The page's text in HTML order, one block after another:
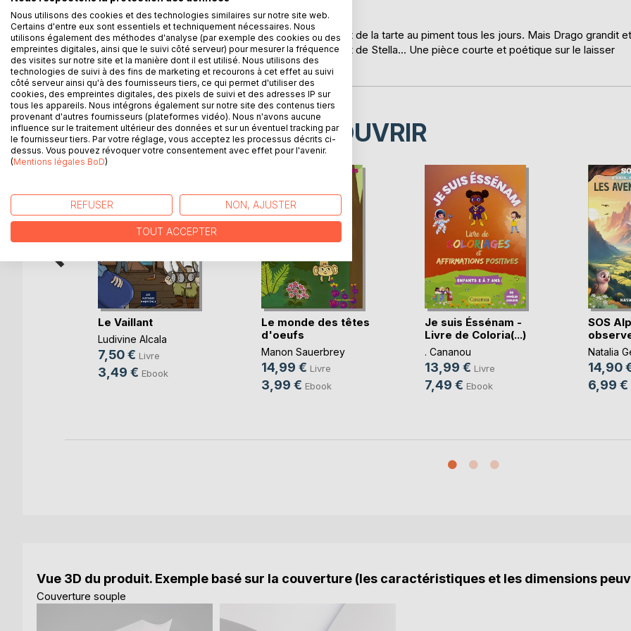
La tarte au piment
Drago est un jeune dragon apprivoisé par Stella qui lui sert de la tarte au piment tous les jours. Mais Drago grandit et
souhaite découvrir d'autres choses, sous le regard inquiet de Stella... Une pièce courte et poétique sur le laisser
grandir.
D’AUTRES TITRES À DÉCOUVRIR
Le Vaillant
Ludivine Alcala
7,50 € Livre
3,49 € Ebook
Le monde des têtes
d'oeufs
Manon Sauerbrey
14,99 € Livre
3,99 € Ebook
Je suis Éssénam -
Livre de Coloria(...)
. Cananou
13,99 € Livre
7,49 € Ebook
SOS
Natalia
14,90
6,99 €
Vue 3D du produit. Exemple basé sur la couverture (les caractéristiques et les dimensions
Couverture souple
Nous utilisons des cookies et des technologies similaires sur notre site web.
Certains d'entre eux sont essentiels et techniquement nécessaires. Nous
utilisons également des méthodes d'analyse (par exemple des cookies ou des
empreintes digitales, ainsi que le suivi côté serveur) pour mesurer la fréquence
des visites sur notre site et la manière dont il est utilisé. Nous utilisons des
technologies de suivi à des fins de marketing et recourons à cet effet au suivi
côté serveur ainsi qu'à des fournisseurs tiers, ce qui permet d'utiliser des
cookies, des empreintes digitales, des pixels de suivi et des adresses IP sur
tous les appareils. Nous intégrons également sur notre site des contenus tiers
provenant d'autres fournisseurs (plateformes vidéo). Nous n'avons aucune
influence sur le traitement ultérieur des données et sur un éventuel tracking par
le fournisseur tiers. Par votre réglage, vous acceptez les processus décrits ci-
dessus. Vous pouvez révoquer votre consentement avec effet pour l'avenir.
(Mentions légales BoD)
REFUSER NON, AJUSTER
TOUT ACCEPTER